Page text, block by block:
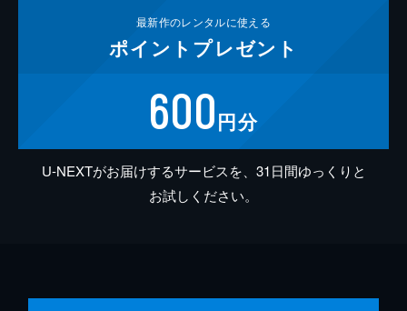
最新作のレンタルに使える
ポイント プレゼント
600円分
U-NEXTがお届けするサービスを、31日間ゆっくりと
お試しください。